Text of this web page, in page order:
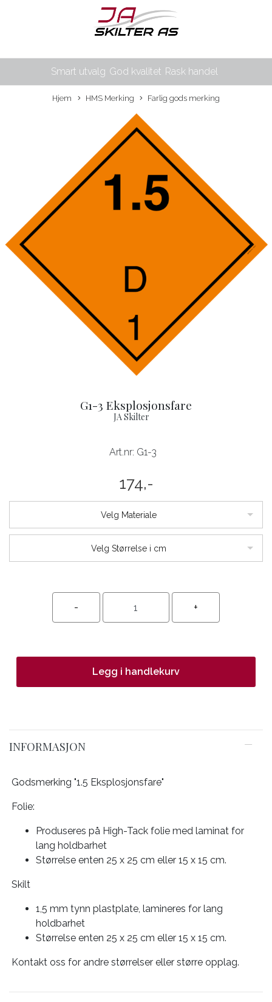
Smart utvalg God kvalitet Rask handel
Hjem HMS Merking Farlig gods merking
G1-3 Eksplosjonsfare
JA Skilter
Art.nr: G1-3
174,-
Velg Materiale
Velg Størrelse i cm
Legg i handlekurv
INFORMASJON
Godsmerking "1.5 Eksplosjonsfare"
Folie:
Produseres på High-Tack folie med laminat for
lang holdbarhet
Størrelse enten 25 x 25 cm eller 15 x 15 cm.
Skilt
1,5 mm tynn plastplate, lamineres for lang
holdbarhet
Størrelse enten 25 x 25 cm eller 15 x 15 cm.
Kontakt oss for andre størrelser eller større opplag.